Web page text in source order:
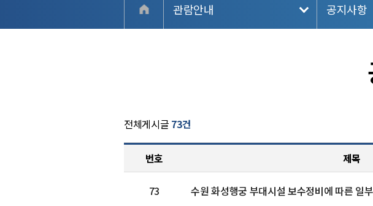
관람안내 공지사항
전체게시글 73건
번호 제목
73 수원 화성행궁 부대시설 보수정비에 따른 일